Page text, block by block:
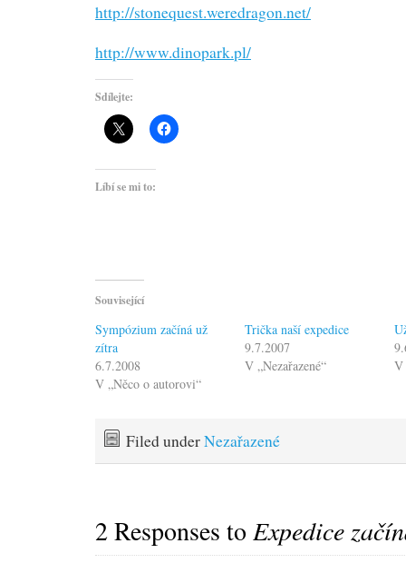
http://stonequest.weredragon.net/
http://www.dinopark.pl/
Sdílejte:
Líbí se mi to:
Související
Sympózium začíná už
zítra
6.7.2008
V „Něco o autorovi“
Trička naší expedice
9.7.2007
V „Nezařazené“
V
Filed underNezařazené
2 Responses toExpedice